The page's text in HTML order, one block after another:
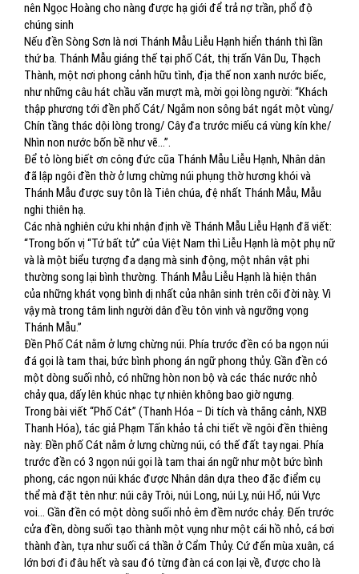
nên Ngọc Hoàng cho nàng được hạ giới để trả nợ trần, phổ độ
chúng sinh
Nếu đền Sòng Sơn là nơi Thánh Mẫu Liễu Hạnh hiển thánh thì lần
thứ ba. Thánh Mẫu giáng thế tại phố Cát, thị trấn Vân Du, Thạch
Thành, một nơi phong cảnh hữu tình, địa thế non xanh nước biếc,
như những câu hát chầu văn mượt mà, mời gọi lòng người: “Khách
thập phương tới đền phố Cát/ Ngắm non sông bát ngát một vùng/
Chín tầng thác dội lòng trong/ Cây đa trước miếu cá vùng kín khe/
Nhìn non nước bốn bề như vẽ…”.
Để tỏ lòng biết ơn công đức cũa Thánh Mẫu Liễu Hạnh, Nhân dân
đã lập ngôi đền thờ ở lưng chừng núi phụng thờ hương khói và
Thánh Mẫu được suy tôn là Tiên chúa, đệ nhất Thánh Mẫu, Mẫu
nghi thiên hạ.
Các nhà nghiên cứu khi nhận định về Thánh Mẫu Liễu Hạnh đã viết:
“Trong bốn vị “Tứ bất tử” của Việt Nam thì Liễu Hạnh là một phụ nữ
và là một biểu tượng đa dạng mà sinh động, một nhân vật phi
thường song lại bình thường. Thánh Mẫu Liễu Hạnh là hiện thân
của những khát vọng bình dị nhất của nhân sinh trên cõi đời này. Vì
vậy mà trong tâm linh người dân đều tôn vinh và ngưỡng vọng
Thánh Mẫu.”
Đền Phố Cát nằm ở lưng chừng núi. Phía trước đền có ba ngọn núi
đá gọi là tam thai, bức bình phong án ngữ phong thủy. Gần đền có
một dòng suối nhỏ, có những hòn non bộ và các thác nước nhỏ
chảy qua, dấy lên khúc nhạc tự nhiên không bao giờ ngưng.
Trong bài viết “Phố Cát” (Thanh Hóa – Di tích và thắng cảnh, NXB
Thanh Hóa), tác giả Phạm Tấn khảo tả chi tiết về ngôi đền thiêng
này: Đền phố Cát nằm ở lưng chừng núi, có thế đất tay ngai. Phía
trước đền có 3 ngọn núi gọi là tam thai án ngữ như một bức bình
phong, các ngọn núi khác được Nhân dân dựa theo đặc điểm cụ
thể mà đặt tên như: núi cây Trôi, núi Long, núi Ly, núi Hổ, núi Vực
voi... Gần đền có một dòng suối nhỏ êm đềm nước chảy. Đến trước
cửa đền, dòng suối tạo thành một vụng như một cái hồ nhỏ, cá bơi
thành đàn, tựa như suối cá thần ở Cẩm Thủy. Cứ đến mùa xuân, cá
lớn bơi đi đâu hết và sau đó từng đàn cá con lại về, được cho là